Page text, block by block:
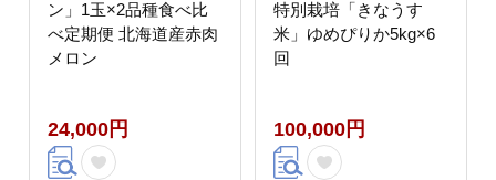
ン」1玉×2品種食べ比
べ定期便 北海道産赤肉
メロン
24,000円
特別栽培「きなうす
米」ゆめぴりか5kg×6
回
100,000円